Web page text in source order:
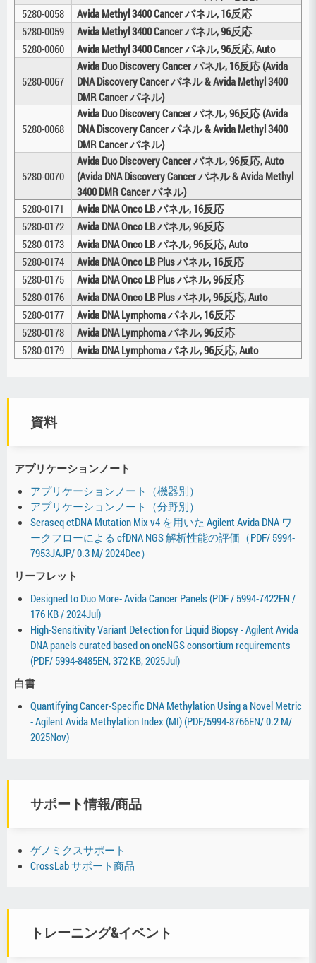
5280-0058
Avida Methyl 3400 Cancer パネル, 16反応
5280-0059
Avida Methyl 3400 Cancer パネル, 96反応
5280-0060
Avida Methyl 3400 Cancer パネル, 96反応, Auto
5280-0067
Avida Duo Discovery Cancer パネル, 16反応 (Avida
DNA Discovery Cancer パネル & Avida Methyl 3400
DMR Cancer パネル)
5280-0068
Avida Duo Discovery Cancer パネル, 96反応 (Avida
DNA Discovery Cancer パネル & Avida Methyl 3400
DMR Cancer パネル)
5280-0070
Avida Duo Discovery Cancer パネル, 96反応, Auto
(Avida DNA Discovery Cancer パネル & Avida Methyl
3400 DMR Cancer パネル)
5280-0171
Avida DNA Onco LB パネル, 16反応
5280-0172
Avida DNA Onco LB パネル, 96反応
5280-0173
Avida DNA Onco LB パネル, 96反応, Auto
5280-0174
Avida DNA Onco LB Plus パネル, 16反応
5280-0175
Avida DNA Onco LB Plus パネル, 96反応
5280-0176
Avida DNA Onco LB Plus パネル, 96反応, Auto
5280-0177
Avida DNA Lymphoma パネル, 16反応
5280-0178
Avida DNA Lymphoma パネル, 96反応
5280-0179
Avida DNA Lymphoma パネル, 96反応, Auto
資料
アプリケーションノート
アプリケーションノート（機器別）
アプリケーションノート（分野別）
Seraseq ctDNA Mutation Mix v4 を用いた Agilent Avida DNA ワ
ークフローによる cfDNA NGS 解析性能の評価（PDF/ 5994-
7953JAJP/ 0.3 M/ 2024Dec）
リーフレット
Designed to Duo More- Avida Cancer Panels (PDF / 5994-7422EN /
176 KB / 2024Jul)
High-Sensitivity Variant Detection for Liquid Biopsy - Agilent Avida
DNA panels curated based on oncNGS consortium requirements
(PDF/ 5994-8485EN, 372 KB, 2025Jul)
白書
Quantifying Cancer-Specific DNA Methylation Using a Novel Metric
- Agilent Avida Methylation Index (MI) (PDF/5994-8766EN/ 0.2 M/
2025Nov)
サポート情報/商品
ゲノミクスサポート
CrossLab サポート商品
トレーニング&イベント